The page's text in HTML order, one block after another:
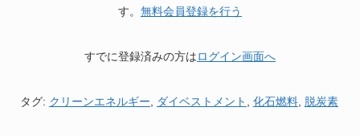
す。 無料会員登録を行う
すでに登録済みの方はログイン画面へ
タグ: クリーンエネルギー, ダイベストメント , 化石燃料, 脱炭素